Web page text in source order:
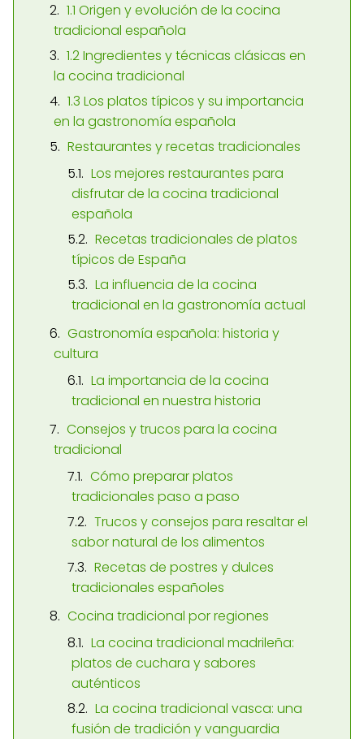
1.1 Origen y evolución de la cocina
tradicional española
1.2 Ingredientes y técnicas clásicas en
la cocina tradicional
1.3 Los platos típicos y su importancia
en la gastronomía española
Restaurantes y recetas tradicionales
Los mejores restaurantes para
disfrutar de la cocina tradicional
española
Recetas tradicionales de platos
típicos de España
La influencia de la cocina
tradicional en la gastronomía actual
Gastronomía española: historia y
cultura
La importancia de la cocina
tradicional en nuestra historia
Consejos y trucos para la cocina
tradicional
Cómo preparar platos
tradicionales paso a paso
Trucos y consejos para resaltar el
sabor natural de los alimentos
Recetas de postres y dulces
tradicionales españoles
Cocina tradicional por regiones
La cocina tradicional madrileña:
platos de cuchara y sabores
auténticos
La cocina tradicional vasca: una
fusión de tradición y vanguardia